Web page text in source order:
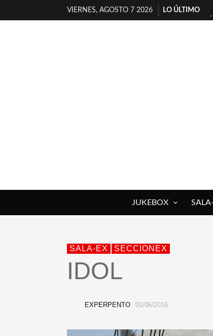
VIERNES, AGOSTO 7 2026
LO ÚLTIMO
JUKEBOX
SALA-EX SECCIONEX
IDOL
EXPERPENTO 01/06/2016